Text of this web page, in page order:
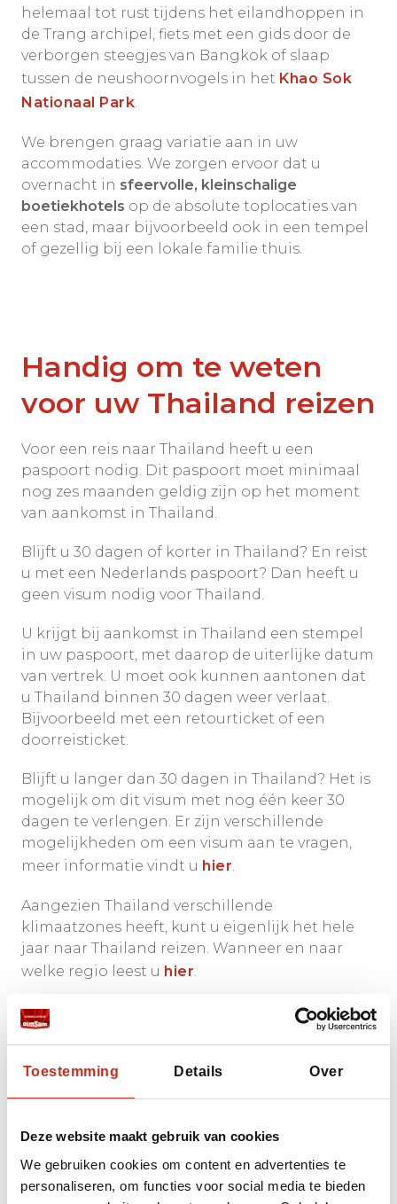
Toestemming Details Over
Deze website maakt gebruik van cookies
We gebruiken cookies om content en advertenties te
personaliseren, om functies voor social media te bieden
helemaal tot rust tijdens het eilandhoppen in
de Trang archipel, fiets met een gids door de
verborgen steegjes van Bangkok of slaap
tussen de neushoornvogels in het Khao Sok
Nationaal Park.
We brengen graag variatie aan in uw
accommodaties. We zorgen ervoor dat u
overnacht in sfeervolle, kleinschalige
boetiekhotels op de absolute toplocaties van
een stad, maar bijvoorbeeld ook in een tempel
of gezellig bij een lokale familie thuis.
Handig om te weten
voor uw Thailand reizen
Voor een reis naar Thailand heeft u een
paspoort nodig. Dit paspoort moet minimaal
nog zes maanden geldig zijn op het moment
van aankomst in Thailand.
Blijft u 30 dagen of korter in Thailand? En reist
u met een Nederlands paspoort? Dan heeft u
geen visum nodig voor Thailand.
U krijgt bij aankomst in Thailand een stempel
in uw paspoort, met daarop de uiterlijke datum
van vertrek. U moet ook kunnen aantonen dat
u Thailand binnen 30 dagen weer verlaat.
Bijvoorbeeld met een retourticket of een
doorreisticket.
Blijft u langer dan 30 dagen in Thailand? Het is
mogelijk om dit visum met nog één keer 30
dagen te verlengen. Er zijn verschillende
mogelijkheden om een visum aan te vragen,
meer informatie vindt u hier.
Aangezien Thailand verschillende
klimaatzones heeft, kunt u eigenlijk het hele
jaar naar Thailand reizen. Wanneer en naar
welke regio leest u hier.
Ook in Thailand kunt u steeds meer met uw
pinpas en creditcard terecht. Maar het is nog
hebben, de Thaise Baht in dit geval. Meer
praktische tips leest u hier.